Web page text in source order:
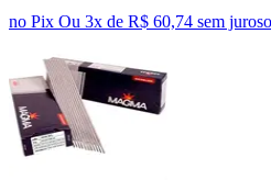
no Pix Ou 3x de R$ 60,74 sem juros